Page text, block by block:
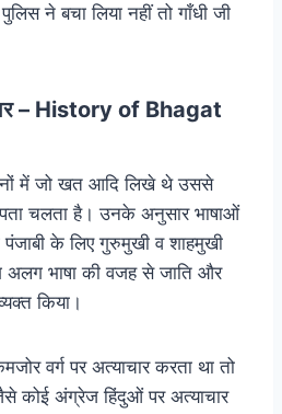
ने बचा लिया नहीं तो गाँधी जी
– History of Bhagat
में जो खत आदि लिखे थे उससे
चलता है। उनके अनुसार भाषाओं
के लिए गुरुमुखी व शाहमुखी
अलग भाषा की वजह से जाति और
किया।
वर्ग पर अत्याचार करता था तो
कोई अंग्रेज हिंदुओं पर अत्याचार